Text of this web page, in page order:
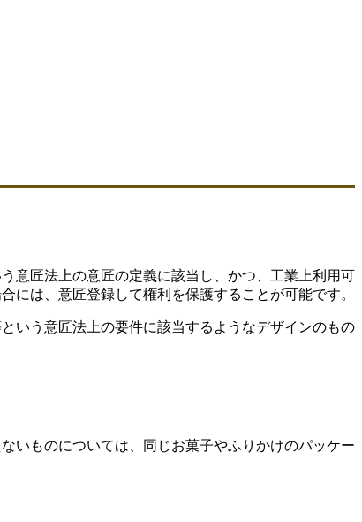
意匠法上の意匠の定義に該当し、かつ、工業上利用可
には、意匠登録して権利を保護することが可能です。
いう意匠法上の要件に該当するようなデザインのもの
いものについては、同じお菓子やふりかけのパッケー